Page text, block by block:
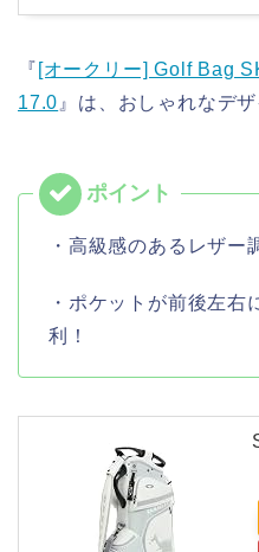
『 [オークリー] Golf Bag
17.0 』は、おしゃれなデ
・高級感のあるレザー
・ポケットが前後左右
利！